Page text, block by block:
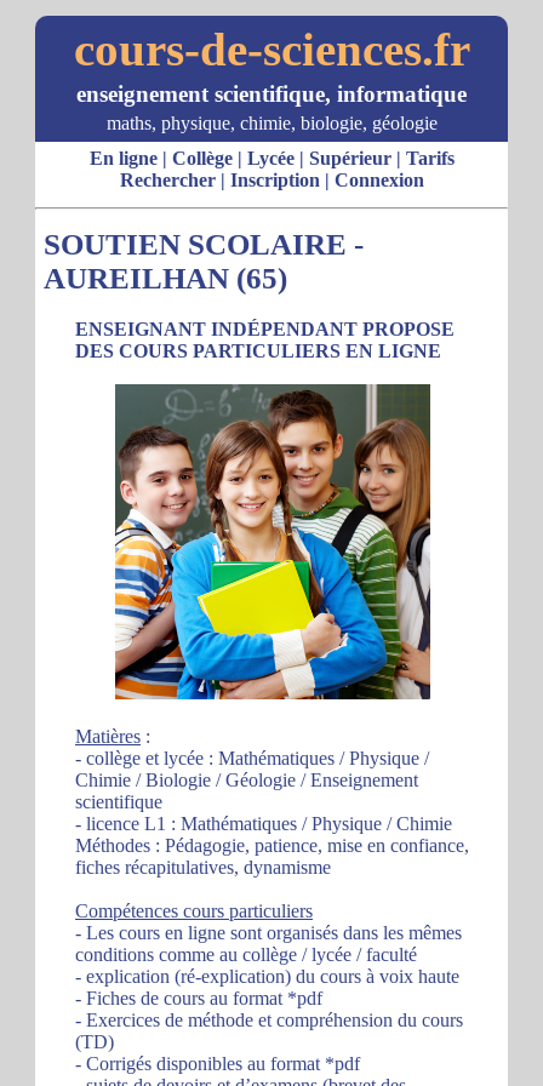
cours-de-sciences.fr
enseignement scientifique, informatique
maths, physique, chimie, biologie, géologie
En ligne| Collège| Lycée| Supérieur| Tarifs
Rechercher| Inscription | Connexion
SOUTIEN SCOLAIRE -
AUREILHAN (65)
ENSEIGNANT INDÉPENDANT PROPOSE
DES COURS PARTICULIERS EN LIGNE
Matières :
- collège et lycée : Mathématiques / Physique /
Chimie / Biologie / Géologie / Enseignement
scientifique
- licence L1 : Mathématiques / Physique / Chimie
Méthodes : Pédagogie, patience, mise en confiance,
fiches récapitulatives, dynamisme
Compétences cours particuliers
- Les cours en ligne sont organisés dans les mêmes
conditions comme au collège / lycée / faculté
- explication (ré-explication) du cours à voix haute
- Fiches de cours au format *pdf
- Exercices de méthode et compréhension du cours
(TD)
- Corrigés disponibles au format *pdf